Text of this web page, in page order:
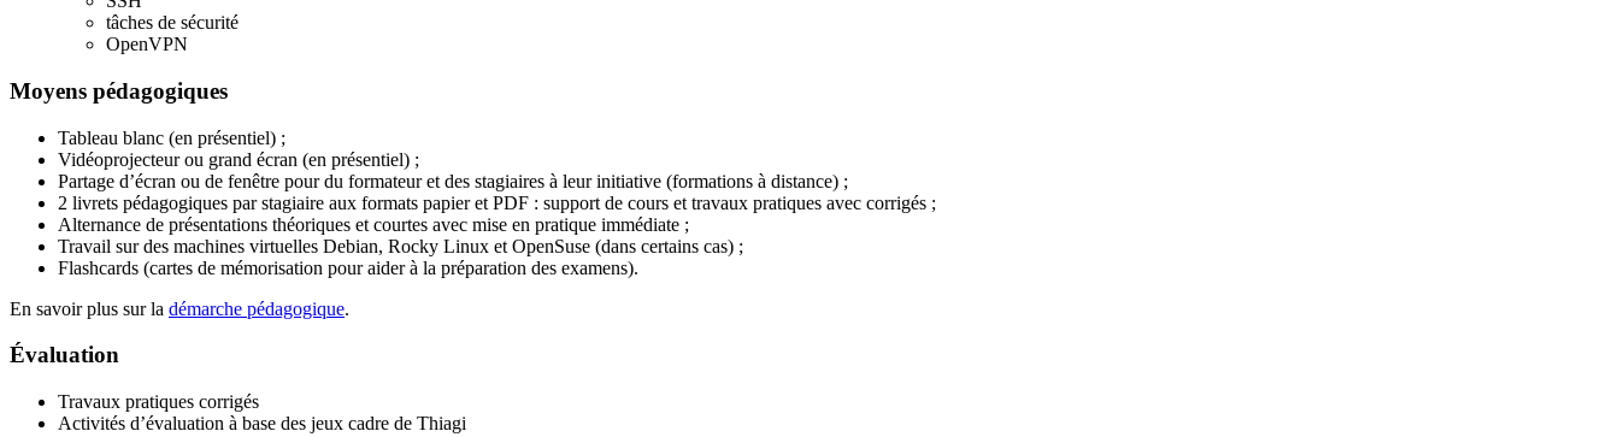
tâches de sécurité
OpenVPN
Moyens pédagogiques
Tableau blanc (en présentiel) ;
Vidéoprojecteur ou grand écran (en présentiel) ;
Partage d’écran ou de fenêtre pour du formateur et des stagiaires à leur initiative (formations à distance) ;
2 livrets pédagogiques par stagiaire aux formats papier et PDF : support de cours et travaux pratiques avec corrigés ;
Alternance de présentations théoriques et courtes avec mise en pratique immédiate ;
Travail sur des machines virtuelles Debian, Rocky Linux et OpenSuse (dans certains cas) ;
Flashcards (cartes de mémorisation pour aider à la préparation des examens).
En savoir plus sur la démarche pédagogique.
Évaluation
Travaux pratiques corrigés
Activités d’évaluation à base des jeux cadre de Thiagi